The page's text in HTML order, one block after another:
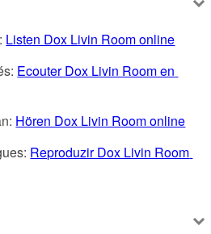
Listen Dox Livin Room online
Ecouter Dox Livin Room en
Hören Dox Livin Room online
Reproduzir Dox Livin Room